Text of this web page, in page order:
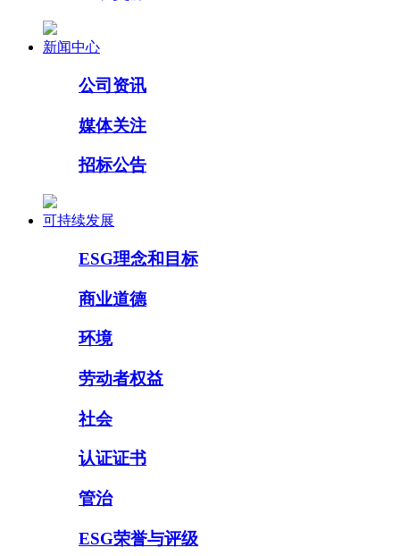
新闻中心
公司资讯
媒体关注
招标公告
可持续发展
ESG理念和目标
商业道德
环境
劳动者权益
社会
认证证书
管治
ESG荣誉与评级